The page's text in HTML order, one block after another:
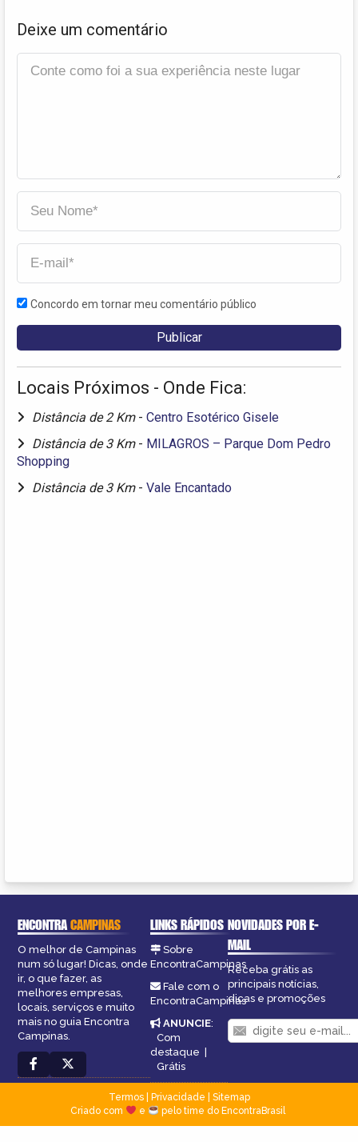
Deixe um comentário
Concordo em tornar meu comentário público
Locais Próximos - Onde Fica:
Distância de 2 Km - Centro Esotérico Gisele
Distância de 3 Km - MILAGROS – Parque Dom Pedro
Shopping
Distância de 3 Km - Vale Encantado
ENCONTRACAMPINAS
O melhor de Campinas
num só lugar! Dicas, onde
ir, o que fazer, as
melhores empresas,
locais, serviços e muito
mais no guia Encontra
Campinas.
LINKS RÁPIDOS
Sobre
EncontraCampinas
Fale com o
EncontraCampinas
ANUNCIE:
Com
destaque |
Grátis
NOVIDADES POR E-
MAIL
Receba grátis as
principais notícias,
dicas e promoções
Termos| Privacidade
Sitemap
Criado com
e pelo time do EncontraBrasil